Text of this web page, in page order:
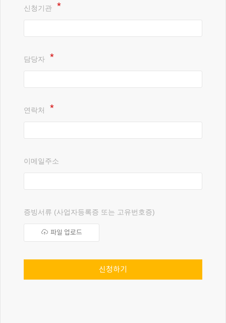
신청기관
담당자
연락처
이메일주소
증빙서류 (사업자등록증 또는 고유번호증)
파일 업로드
신청하기